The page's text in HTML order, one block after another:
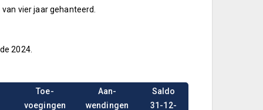
vier jaar gehanteerd.
2024.
Toe-
voegingen
Aan-
wendingen
Saldo
31-12-